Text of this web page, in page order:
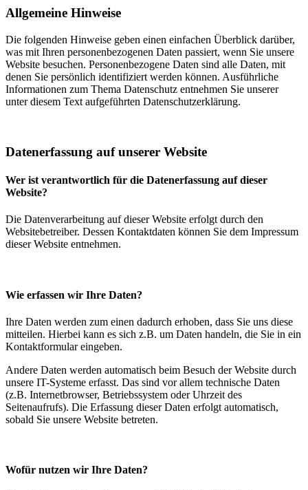
Allgemeine Hinweise
Die folgenden Hinweise geben einen einfachen Überblick darüber,
was mit Ihren personenbezogenen Daten passiert, wenn Sie unsere
Website besuchen. Personenbezogene Daten sind alle Daten, mit
denen Sie persönlich identifiziert werden können. Ausführliche
Informationen zum Thema Datenschutz entnehmen Sie unserer
unter diesem Text aufgeführten Datenschutzerklärung.
Datenerfassung auf unserer Website
Wer ist verantwortlich für die Datenerfassung auf dieser
Website?
Die Datenverarbeitung auf dieser Website erfolgt durch den
Websitebetreiber. Dessen Kontaktdaten können Sie dem Impressum
dieser Website entnehmen.
Wie erfassen wir Ihre Daten?
Ihre Daten werden zum einen dadurch erhoben, dass Sie uns diese
mitteilen. Hierbei kann es sich z.B. um Daten handeln, die Sie in ein
Kontaktformular eingeben.
Andere Daten werden automatisch beim Besuch der Website durch
unsere IT-Systeme erfasst. Das sind vor allem technische Daten
(z.B. Internetbrowser, Betriebssystem oder Uhrzeit des
Seitenaufrufs). Die Erfassung dieser Daten erfolgt automatisch,
sobald Sie unsere Website betreten.
Wofür nutzen wir Ihre Daten?